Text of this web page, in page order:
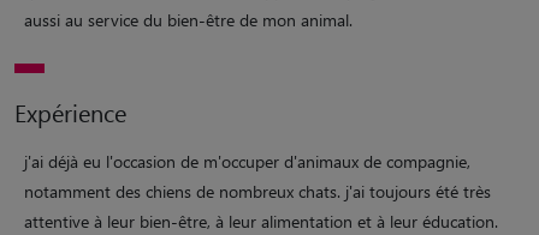
aussi au service du bien-être de mon animal.
Expérience
j'ai déjà eu l'occasion de m'occuper d'animaux de compagnie,
notamment des chiens de nombreux chats. j'ai toujours été très
attentive à leur bien-être, à leur alimentation et à leur éducation.